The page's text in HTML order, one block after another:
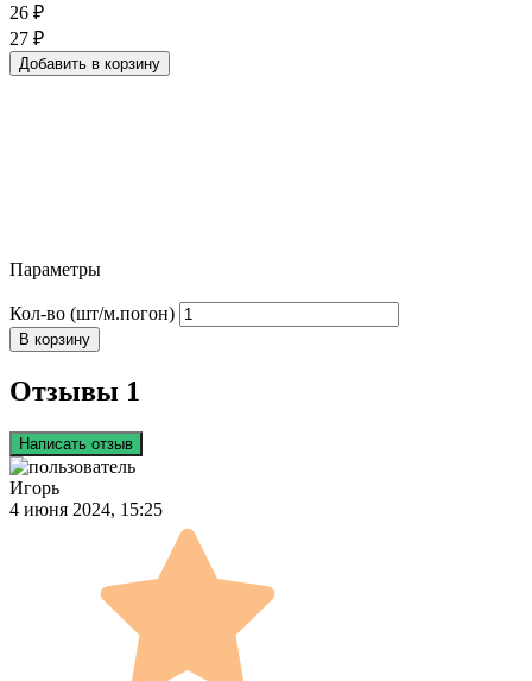
26 ₽
27 ₽
Добавить в корзину
Параметры
Кол-во (шт/м.погон)
В корзину
Отзывы 1
Написать отзыв
Игорь
4 июня 2024, 15:25